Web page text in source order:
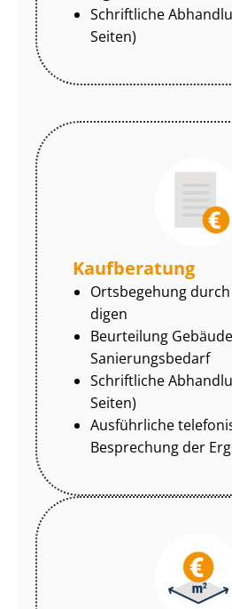
Schriftliche
Seiten)
Kaufberatung
Ortsbegehung
di­gen
Beurteilung
Sa­nie­rungs­be­darf
Schriftliche
Seiten)
Ausführliche
Besprechung der